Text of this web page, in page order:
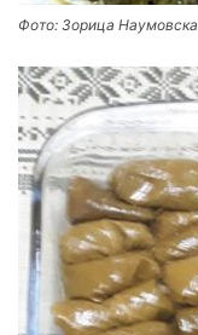
Фото: Зорица Наумовска